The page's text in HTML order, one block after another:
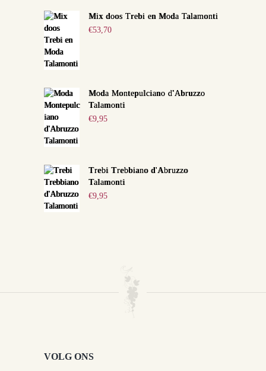
Mix doos Trebi en Moda Talamonti
€53,70
Moda Montepulciano d'Abruzzo
Talamonti
€9,95
Trebi Trebbiano d'Abruzzo
Talamonti
€9,95
VOLG ONS